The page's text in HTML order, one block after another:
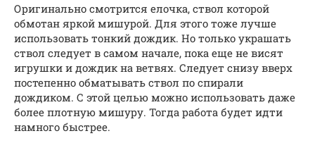
Оригинально смотрится елочка, ствол которой
обмотан яркой мишурой. Для этого тоже лучше
использовать тонкий дождик. Но только украшать
ствол следует в самом начале, пока еще не висят
игрушки и дождик на ветвях. Следует снизу вверх
постепенно обматывать ствол по спирали
дождиком. С этой целью можно использовать даже
более плотную мишуру. Тогда работа будет идти
намного быстрее.